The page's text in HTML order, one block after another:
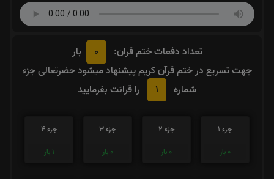
تعداد دفعات ختم قران: 0
بار
جهت تسریع در ختم قرآن کریم پیشنهاد میشود حضرتعالی جزء
شماره
1 را قرائت بفرمایید
جزء 1
0 بار
جزء 2
0 بار
جزء 3
0 بار
جزء 4
1 بار